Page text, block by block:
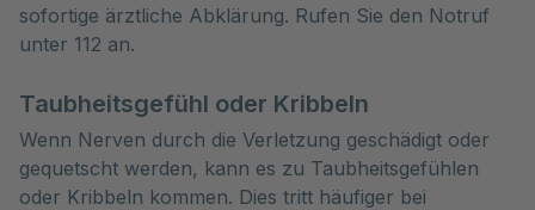
sofortige ärztliche Abklärung. Rufen Sie den Notruf
unter 112 an.
Taubheitsgefühl oder Kribbeln
Wenn Nerven durch die Verletzung geschädigt oder
gequetscht werden, kann es zu Taubheitsgefühlen
oder Kribbeln kommen. Dies tritt häufiger bei